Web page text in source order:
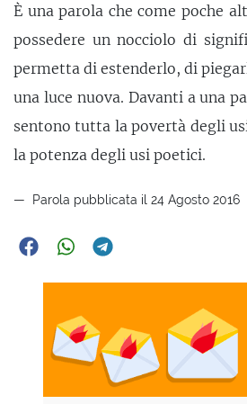
È una parola che come poche
possedere un nocciolo di
permetta di estenderlo, di
una luce nuova. Davanti a una
sentono tutta la povertà degli
la potenza degli usi poetici.
Parola pubblicata il 24 Agosto 2016